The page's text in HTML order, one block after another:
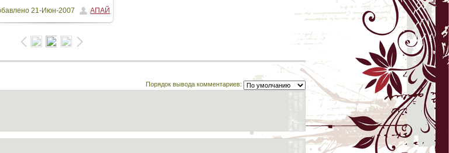
972x1296/ 64.7Kb
21-Июн-2007 АПАЙ
Порядок вывода комментариев: